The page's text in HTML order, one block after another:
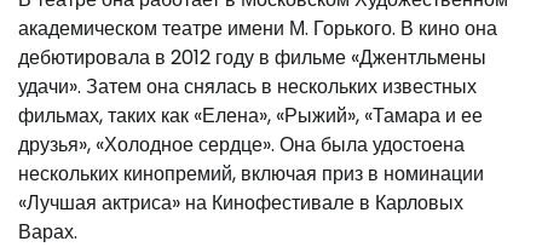
академическом театре имени М. Горького. В кино она
дебютировала в 2012 году в фильме «Джентльмены
удачи». Затем она снялась в нескольких известных
фильмах, таких как «Елена», «Рыжий», «Тамара и ее
друзья», «Холодное сердце». Она была удостоена
нескольких кинопремий, включая приз в номинации
«Лучшая актриса» на Кинофестивале в Карловых
Варах.